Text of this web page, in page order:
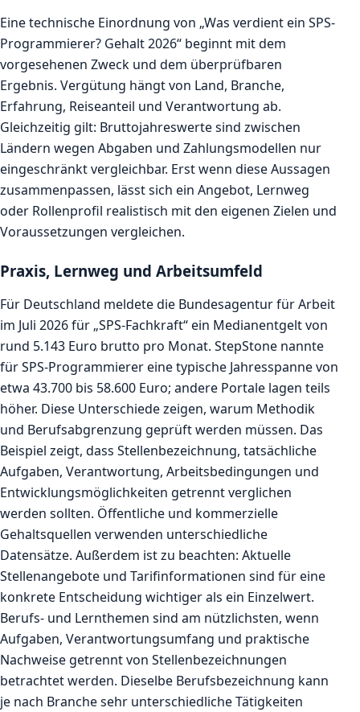
Eine technische Einordnung von „Was verdient ein SPS-
Programmierer? Gehalt 2026“ beginnt mit dem
vorgesehenen Zweck und dem überprüfbaren
Ergebnis. Vergütung hängt von Land, Branche,
Erfahrung, Reiseanteil und Verantwortung ab.
Gleichzeitig gilt: Bruttojahreswerte sind zwischen
Ländern wegen Abgaben und Zahlungsmodellen nur
eingeschränkt vergleichbar. Erst wenn diese Aussagen
zusammenpassen, lässt sich ein Angebot, Lernweg
oder Rollenprofil realistisch mit den eigenen Zielen und
Voraussetzungen vergleichen.
Praxis, Lernweg und Arbeitsumfeld
Für Deutschland meldete die Bundesagentur für Arbeit
im Juli 2026 für „SPS-Fachkraft“ ein Medianentgelt von
rund 5.143 Euro brutto pro Monat. StepStone nannte
für SPS-Programmierer eine typische Jahresspanne von
etwa 43.700 bis 58.600 Euro; andere Portale lagen teils
höher. Diese Unterschiede zeigen, warum Methodik
und Berufsabgrenzung geprüft werden müssen. Das
Beispiel zeigt, dass Stellenbezeichnung, tatsächliche
Aufgaben, Verantwortung, Arbeitsbedingungen und
Entwicklungsmöglichkeiten getrennt verglichen
werden sollten. Öffentliche und kommerzielle
Gehaltsquellen verwenden unterschiedliche
Datensätze. Außerdem ist zu beachten: Aktuelle
Stellenangebote und Tarifinformationen sind für eine
konkrete Entscheidung wichtiger als ein Einzelwert.
Berufs- und Lernthemen sind am nützlichsten, wenn
Aufgaben, Verantwortungsumfang und praktische
Nachweise getrennt von Stellenbezeichnungen
betrachtet werden. Dieselbe Berufsbezeichnung kann
je nach Branche sehr unterschiedliche Tätigkeiten